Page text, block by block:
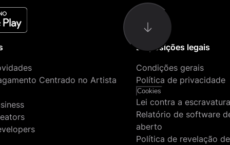
Centrado no Artista
Disposições legais
Condições gerais
Política de privacidade
Cookies
Lei contra a
Relatório de software
aberto
Política de revelação de